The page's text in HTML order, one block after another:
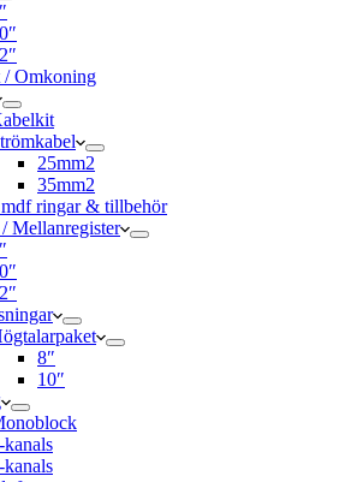
/ Omkoning​
25mm2
35mm2
ringar & tillbehör
Mellanregister
8″
10″
kanals
kanals